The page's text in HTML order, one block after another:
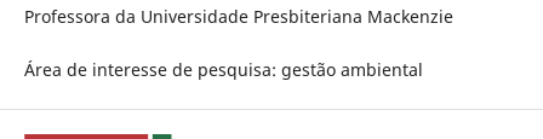
Professora da Universidade Presbiteriana Mackenzie
Área de interesse de pesquisa: gestão ambiental